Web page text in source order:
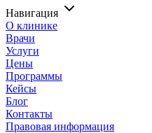
Навигация
О клинике
Врачи
Услуги
Цены
Программы
Кейсы
Блог
Контакты
Правовая информация